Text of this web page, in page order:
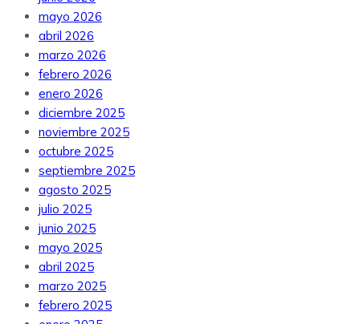
mayo 2026
abril 2026
marzo 2026
febrero 2026
enero 2026
diciembre 2025
noviembre 2025
octubre 2025
septiembre 2025
agosto 2025
julio 2025
junio 2025
mayo 2025
abril 2025
marzo 2025
febrero 2025